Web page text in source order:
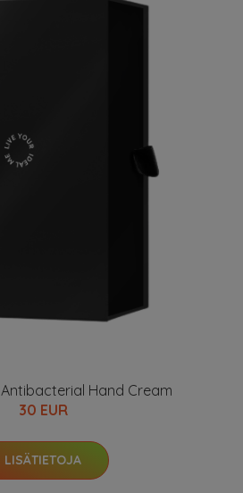
Hand Cream
30 EUR
LISÄTIETOJA